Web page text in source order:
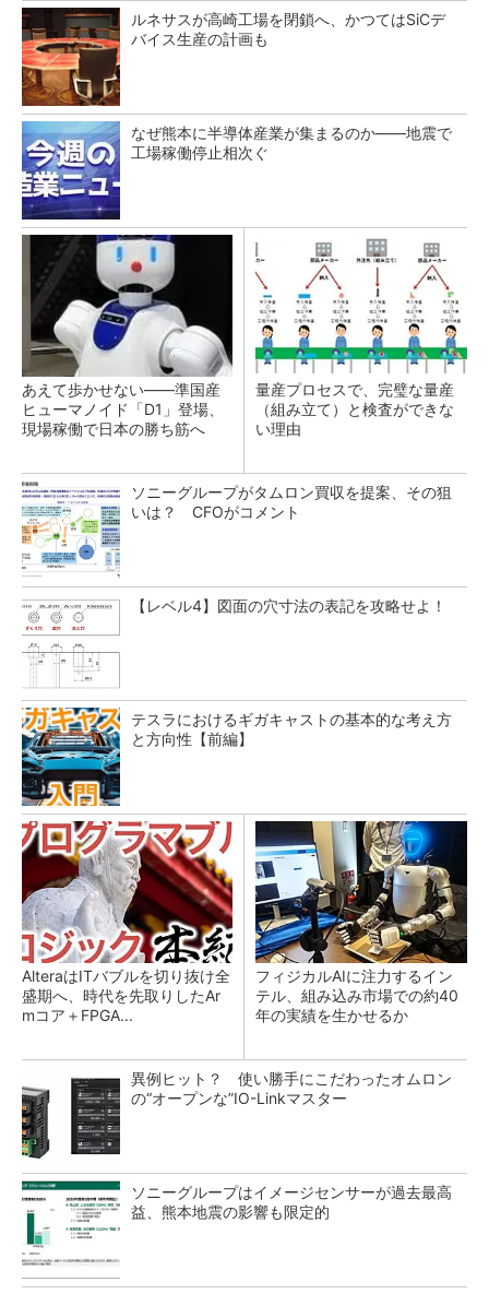
ルネサスが高崎工場を閉鎖へ、かつてはSiCデ
バイス生産の計画も
なぜ熊本に半導体産業が集まるのか――地震で
工場稼働停止相次ぐ
あえて歩かせない――準国産
ヒューマノイド「D1」登場、
現場稼働で日本の勝ち筋へ
量産プロセスで、完璧な量産
（組み立て）と検査ができな
い理由
ソニーグループがタムロン買収を提案、その狙
いは？ CFOがコメント
【レベル4】図面の穴寸法の表記を攻略せよ！
テスラにおけるギガキャストの基本的な考え方
と方向性【前編】
AlteraはITバブルを切り抜け全
盛期へ、時代を先取りしたAr
mコア＋FPGA...
フィジカルAIに注力するイン
テル、組み込み市場での約40
年の実績を生かせるか
異例ヒット？ 使い勝手にこだわったオムロン
の“オープンな”IO-Linkマスター
ソニーグループはイメージセンサーが過去最高
益、熊本地震の影響も限定的